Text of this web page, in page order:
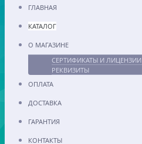
ГЛАВНАЯ
КАТАЛОГ
О МАГАЗИНЕ
СЕРТИФИКАТЫ И ЛИЦЕНЗИИ
РЕКВИЗИТЫ
ОПЛАТА
ДОСТАВКА
ГАРАНТИЯ
КОНТАКТЫ